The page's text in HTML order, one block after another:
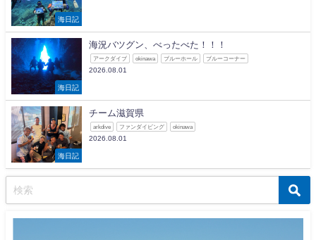
海日記
海日記
海況バツグン、べったべた！！！
アークダイブ okinawa ブルーホール ブルーコーナー
2026.08.01
海日記
チーム滋賀県
arkdive ファンダイビング okinawa
2026.08.01